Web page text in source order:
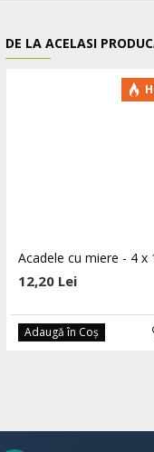
-5
Catina in miere eco 250g
Hoyer
DE LA ACELASI
Acadele cu miere - 4 x
12,20 Lei
Adaugă în Coş